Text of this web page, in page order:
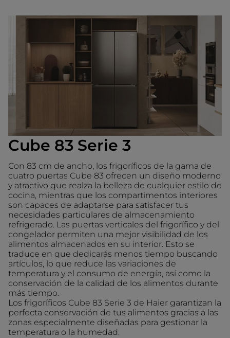
Cube 83 Serie 3
Con 83 cm de ancho, los frigoríficos de la gama de
cuatro puertas Cube 83 ofrecen un diseño moderno
y atractivo que realza la belleza de cualquier estilo de
cocina, mientras que los compartimentos interiores
son capaces de adaptarse para satisfacer tus
necesidades particulares de almacenamiento
refrigerado. Las puertas verticales del frigorífico y del
congelador permiten una mejor visibilidad de los
alimentos almacenados en su interior. Esto se
traduce en que dedicarás menos tiempo buscando
artículos, lo que reduce las variaciones de
temperatura y el consumo de energía, así como la
conservación de la calidad de los alimentos durante
más tiempo.
Los frigoríficos Cube 83 Serie 3 de Haier garantizan la
perfecta conservación de tus alimentos gracias a las
zonas especialmente diseñadas para gestionar la
temperatura o la humedad.